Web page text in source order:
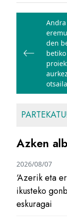
zehar
nabigatu
den
betiko
Azken
‘Azerik eta
ikusteko
eskuragai
2026/08/07